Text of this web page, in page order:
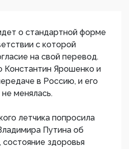
о стандартной форме
с которой
на свой перевод.
Константин Ярошенко и
в Россию, и его
менялась.
летчика попросила
Путина об
здоровья